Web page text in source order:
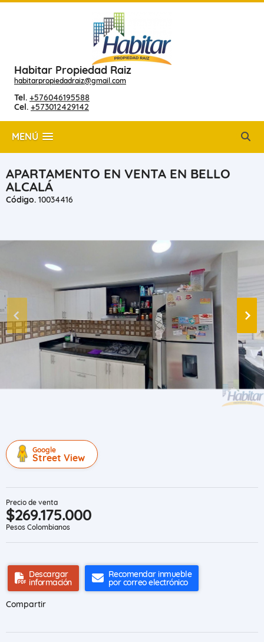
Habitar Propiedad Raiz
habitarpropiedadraiz@gmail.com
Tel. +576046195588
Cel. +573012429142
MENÚ
APARTAMENTO EN VENTA EN BELLO
ALCALÁ
Código. 10034416
Google
Street View
Precio de venta
$269.175.000
Pesos Colombianos
Descargar
información
Recomendar inmueble
por correo electrónico
Compartir